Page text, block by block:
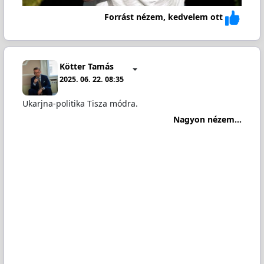
Forrást nézem, kedvelem ott
Kötter Tamás
2025. 06. 22. 08:35
Ukarjna-politika Tisza módra.
Nagyon nézem...